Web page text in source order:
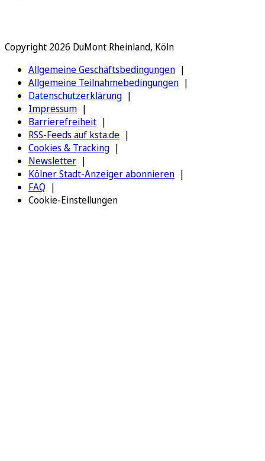
Copyright 2026 DuMont Rheinland, Köln
Allgemeine Geschäftsbedingungen
Allgemeine Teilnahmebedingungen
Datenschutzerklärung
Impressum
Barrierefreiheit
RSS-Feeds auf ksta.de
Cookies & Tracking
Newsletter
Kölner Stadt-Anzeiger abonnieren
FAQ
Cookie-Einstellungen